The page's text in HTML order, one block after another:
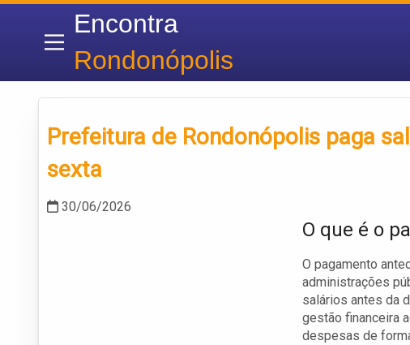
Encontra
Rondonópolis
Prefeitura de Rondonópolis paga
sexta
30/06/2026
O que é o
O pagamento
administrações
salários antes da
gestão financeira
despesas de